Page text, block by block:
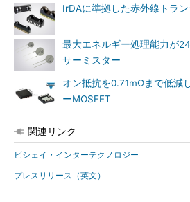
IrDAに準拠した赤外線トラ
最大エネルギー処理能力が
サーミスター
オン抵抗を0.71mΩまで低減
ーMOSFET
関連リンク
ビシェイ・インターテクノロジー
プレスリリース（英文）